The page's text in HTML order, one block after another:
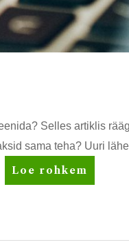
Selles artiklis
sama teha? Uuri
Kuidas
Eestis
teenida
Loe rohkem